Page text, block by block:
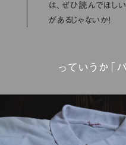
は、ぜひ読んでほし
があるじゃないか！
っていうか「